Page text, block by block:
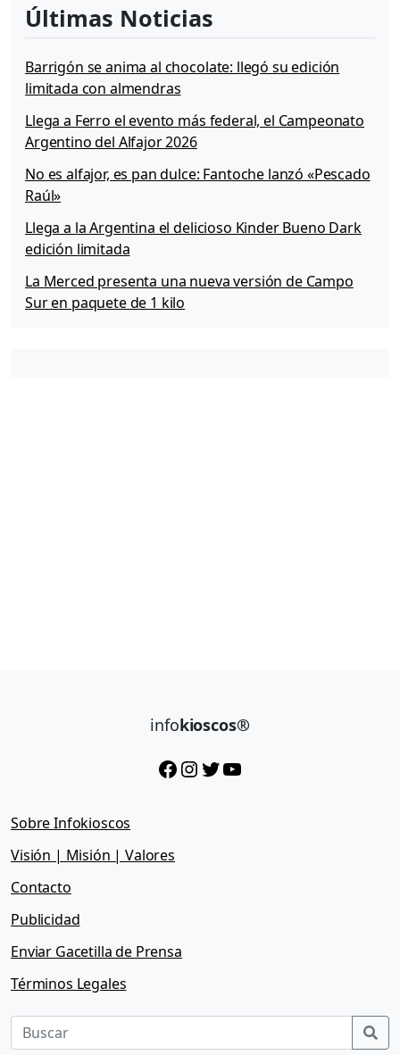
Últimas Noticias
Barrigón se anima al chocolate: llegó su edición
limitada con almendras
Llega a Ferro el evento más federal, el Campeonato
Argentino del Alfajor 2026
No es alfajor, es pan dulce: Fantoche lanzó «Pescado
Raúl»
Llega a la Argentina el delicioso Kinder Bueno Dark
edición limitada
La Merced presenta una nueva versión de Campo
Sur en paquete de 1 kilo
infokioscos®
Facebook InstagramTwitter YouTube
Sobre Infokioscos
Visión | Misión | Valores
Contacto
Publicidad
Enviar Gacetilla de Prensa
Términos Legales